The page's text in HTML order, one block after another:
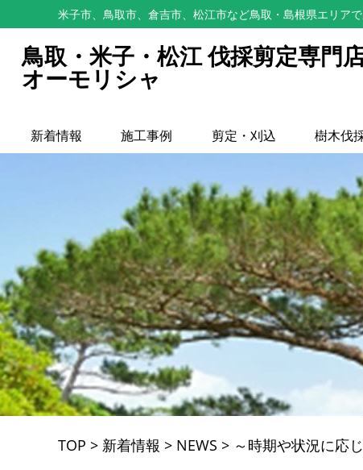
米子市、鳥取市、倉吉市、松江市など鳥取・島根県エリア
鳥取・米子・松江 伐採剪定専門
オーモリシャ
新着情報 施工事例 剪定・刈込 樹木伐
TOP > 新着情報 > NEWS > ～時期や状況に応